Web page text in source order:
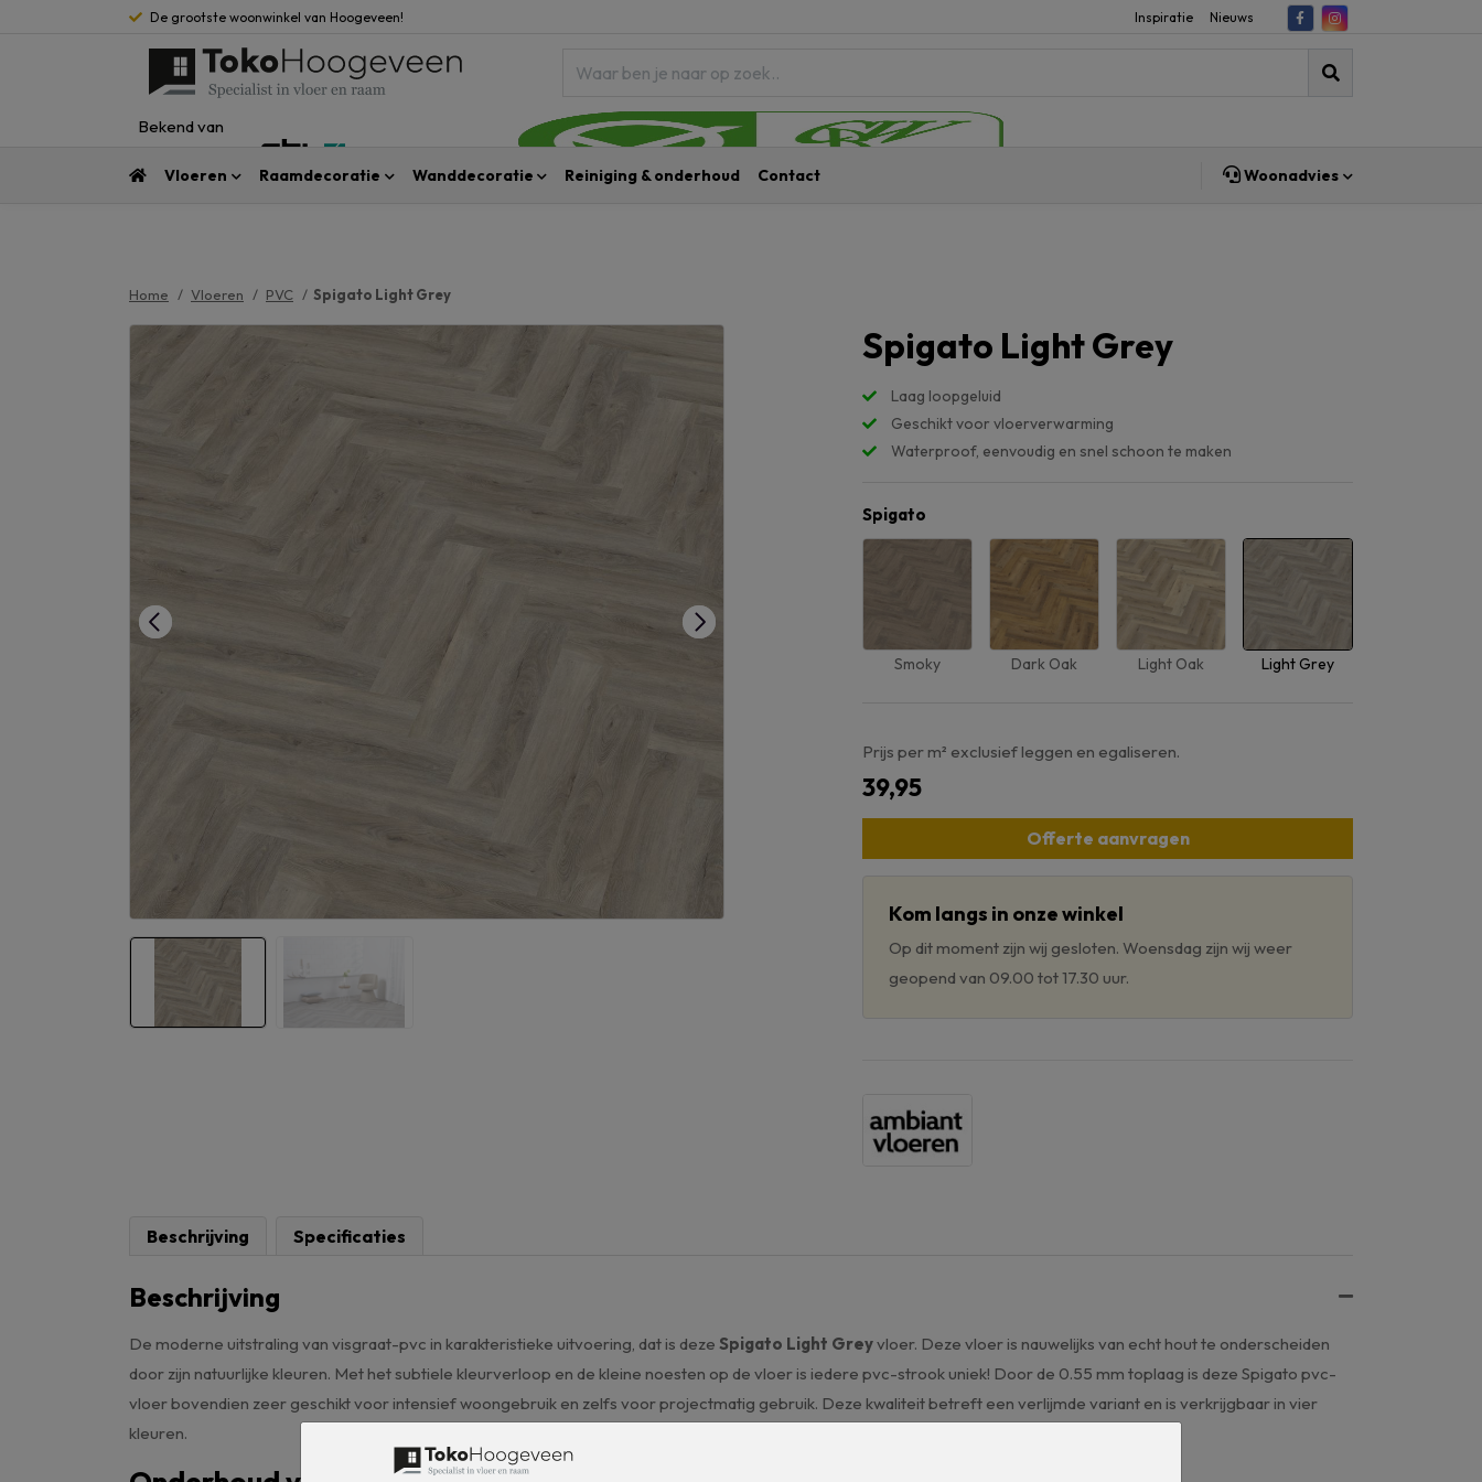
De grootste woonwinkel van Hoogeveen! Inspiratie Nieuws
Bekend van
Vloeren Raamdecoratie Wanddecoratie Reiniging & onderhoud Contact Woonadvies
Home Vloeren PVC Spigato Light Grey
Spigato Light Grey
Laag loopgeluid
Geschikt voor vloerverwarming
Waterproof, eenvoudig en snel schoon te maken
Spigato
Smoky Dark Oak Light Oak Light Grey
Prijs per m² exclusief leggen en egaliseren.
39,95
Offerte aanvragen
Kom langs in onze winkel
Op dit moment zijn wij gesloten. Woensdag zijn wij weer
geopend van 09.00 tot 17.30 uur.
Beschrijving Specificaties
Beschrijving
De moderne uitstraling van visgraat-pvc in karakteristieke uitvoering, dat is deze Spigato Light Greyvloer. Deze vloer is nauwelijks van echt hout te onderscheiden
door zijn natuurlijke kleuren. Met het subtiele kleurverloop en de kleine noesten op de vloer is iedere pvc-strook uniek! Door de 0.55 mm toplaag is deze Spigato pvc-
vloer bovendien zeer geschikt voor intensief woongebruik en zelfs voor projectmatig gebruik. Deze kwaliteit betreft een verlijmde variant en is verkrijgbaar in vier
kleuren.